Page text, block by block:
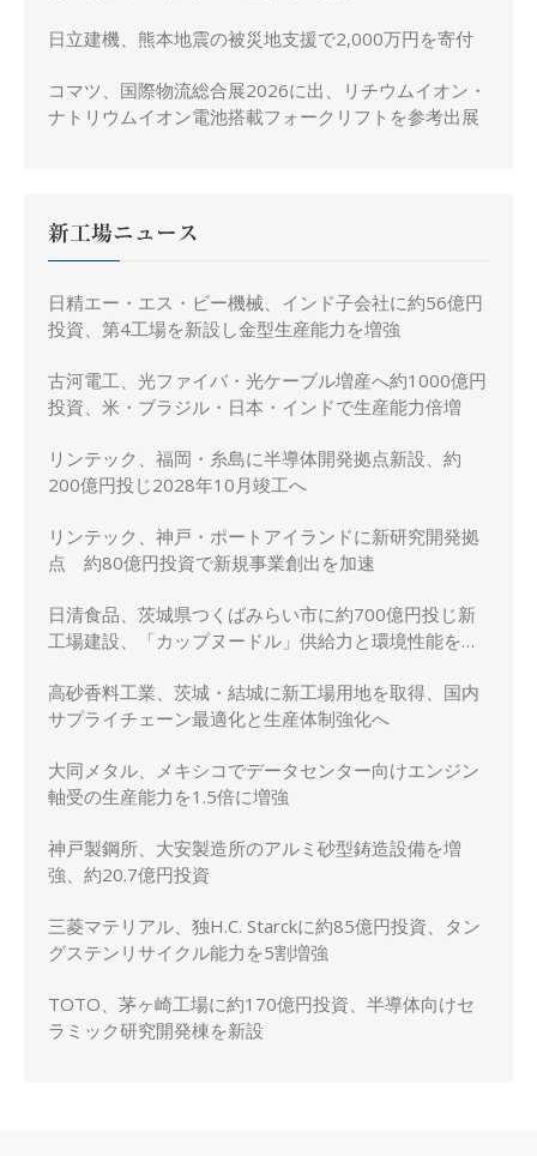
日立建機、熊本地震の被災地支援で2,000万円を寄付
コマツ、国際物流総合展2026に出、リチウムイオン・
ナトリウムイオン電池搭載フォークリフトを参考出展
新工場ニュース
日精エー・エス・ビー機械、インド子会社に約56億円
投資、第4工場を新設し金型生産能力を増強
古河電工、光ファイバ・光ケーブル増産へ約1000億円
投資、米・ブラジル・日本・インドで生産能力倍増
リンテック、福岡・糸島に半導体開発拠点新設、約
200億円投じ2028年10月竣工へ
リンテック、神戸・ポートアイランドに新研究開発拠
点 約80億円投資で新規事業創出を加速
日清食品、茨城県つくばみらい市に約700億円投じ新
工場建設、「カップヌードル」供給力と環境性能を強
高砂香料工業、茨城・結城に新工場用地を取得、国内
サプライチェーン最適化と生産体制強化へ
大同メタル、メキシコでデータセンター向けエンジン
軸受の生産能力を1.5倍に増強
神戸製鋼所、大安製造所のアルミ砂型鋳造設備を増
強、約20.7億円投資
三菱マテリアル、独H.C. Starckに約85億円投資、タン
グステンリサイクル能力を5割増強
TOTO、茅ヶ崎工場に約170億円投資、半導体向けセ
ラミック研究開発棟を新設